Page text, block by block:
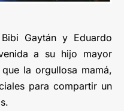
Gaytán y Eduardo
a su hijo mayor
la orgullosa mamá,
para compartir un